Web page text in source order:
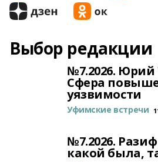
Выбор редакции
№7.2026. Юрий
Сфера
уязвимости
Уфимские встречи
№7.2026.
какой была,